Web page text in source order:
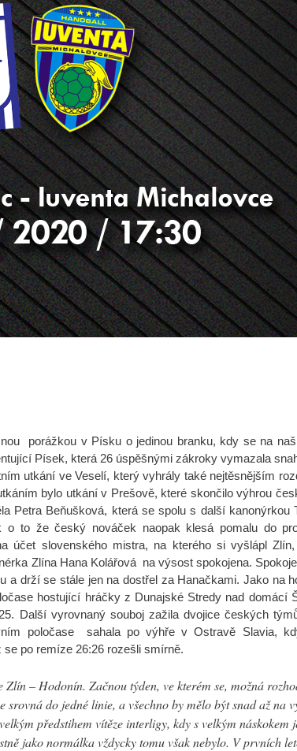
v Písku o jedinou branku, kdy se na
Písek, která 26 úspěšnými zákroky vymazala
utkání ve Veselí, který vyhrály také nejtěsnějším
bylo utkání v Prešově, které skončilo výhrou
Petra Beňušková, která se spolu s další kanonýrkou
to že český nováček naopak klesá pomalu do
účet slovenského mistra, na kterého si vyšlápl
Zlína Hana Kolářová na výsost spokojena.
drží se stále jen na dostřel za Hanačkami. Jako na
hostující hráčky z Dunajské Stredy nad domácí
Další vyrovnaný souboj zažila dvojice českých
poločase sahala po výhře v Ostravě Slavia,
po remíze 26:26 rozešli smírně.
– Hodonín. Začnou týden, ve kterém se, možná
srovná do jedné linie, a všechno by mělo být snad až na
předstihem vítěze interligy, kdy s velkým náskokem
jako normálka vždycky tomu však nebylo. V prvních